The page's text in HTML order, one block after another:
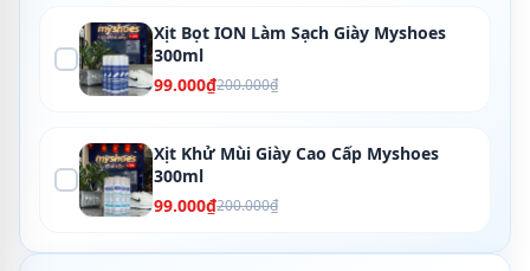
Xịt Bọt ION Làm Sạch Giày Myshoes
300ml
99.000₫200.000₫
Xịt Khử Mùi Giày Cao Cấp Myshoes
300ml
99.000₫200.000₫